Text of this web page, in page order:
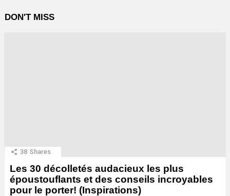
DON'T MISS
38 Shares
Les 30 décolletés audacieux les plus
époustouflants et des conseils incroyables
pour le porter! (Inspirations)